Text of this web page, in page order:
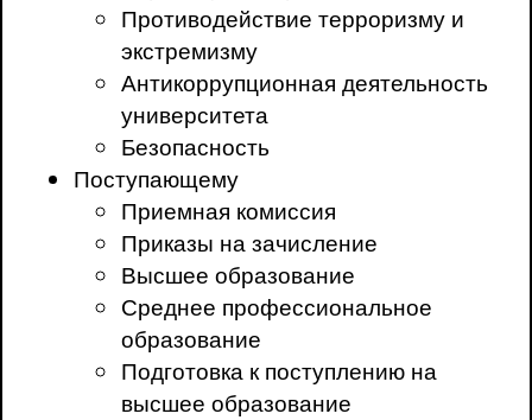
Противодействие терроризму и
экстремизму
Антикоррупционная деятельность
университета
Безопасность
Поступающему
Приемная комиссия
Приказы на зачисление
Высшее образование
Среднее профессиональное
образование
Подготовка к поступлению на
высшее образование